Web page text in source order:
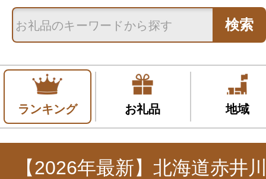
検索
ランキング お礼品 地域
【2026年最新】北海道赤井